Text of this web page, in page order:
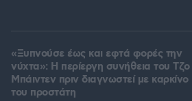
«Ξυπνούσε έως και εφτά φορές την
νύχτα»: Η περίεργη συνήθεια του Τζο
Μπάιντεν πριν διαγνωστεί με καρκίνο
του προστάτη